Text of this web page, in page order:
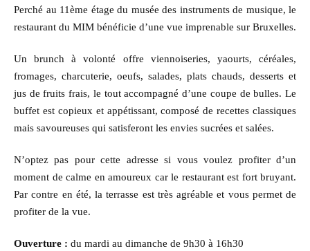
Perché au 11ème étage du musée des instruments de musique, le
restaurant du MIM bénéficie d’une vue imprenable sur Bruxelles.
Un brunch à volonté offre viennoiseries, yaourts, céréales,
fromages, charcuterie, oeufs, salades, plats chauds, desserts et
jus de fruits frais, le tout accompagné d’une coupe de bulles. Le
buffet est copieux et appétissant, composé de recettes classiques
mais savoureuses qui satisferont les envies sucrées et salées.
N’optez pas pour cette adresse si vous voulez profiter d’un
moment de calme en amoureux car le restaurant est fort bruyant.
Par contre en été, la terrasse est très agréable et vous permet de
profiter de la vue.
Ouverture : du mardi au dimanche de 9h30 à 16h30